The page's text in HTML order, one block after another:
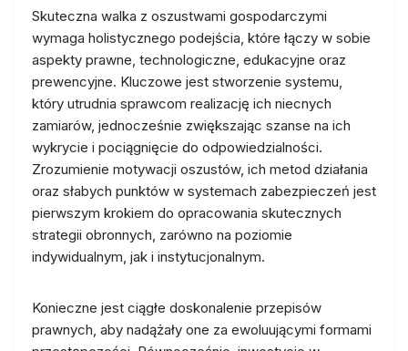
Skuteczna walka z oszustwami gospodarczymi
wymaga holistycznego podejścia, które łączy w sobie
aspekty prawne, technologiczne, edukacyjne oraz
prewencyjne. Kluczowe jest stworzenie systemu,
który utrudnia sprawcom realizację ich niecnych
zamiarów, jednocześnie zwiększając szanse na ich
wykrycie i pociągnięcie do odpowiedzialności.
Zrozumienie motywacji oszustów, ich metod działania
oraz słabych punktów w systemach zabezpieczeń jest
pierwszym krokiem do opracowania skutecznych
strategii obronnych, zarówno na poziomie
indywidualnym, jak i instytucjonalnym.
Konieczne jest ciągłe doskonalenie przepisów
prawnych, aby nadążały one za ewoluującymi formami